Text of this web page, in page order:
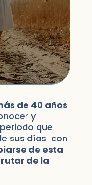
de 40 años
y
que
sus días con
de esta
de la